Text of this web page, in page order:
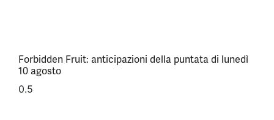
Forbidden Fruit: anticipazioni della puntata di lunedì
10 agosto